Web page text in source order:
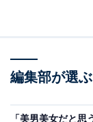
長180センチ超
編集部が選
「美男美女だと思